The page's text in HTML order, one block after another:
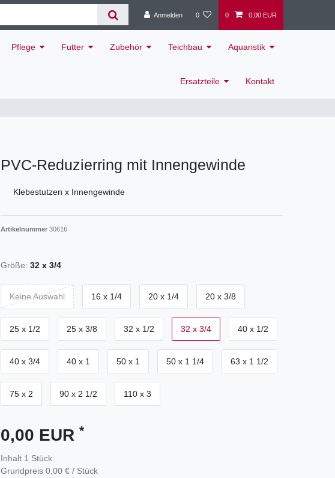
Anmelden
0 0 0,00 EUR
Pflege Futter Zubehör Teichbau Aquaristik
Ersatzteile Kontakt
PVC-Reduzierring mit Innengewinde
Klebestutzen x Innengewinde
Artikelnummer 30616
Größe: 32 x 3/4
Keine Auswahl 16 x 1/4 20 x 1/4 20 x 3/8
25 x 1/2 25 x 3/8 32 x 1/2 32 x 3/4 40 x 1/2
40 x 3/4 40 x 1 50 x 1 50 x 1 1/4 63 x 1 1/2
75 x 2 90 x 2 1/2 110 x 3
0,00 EUR *
Inhalt 1 Stück
Grundpreis 0,00 € / Stück